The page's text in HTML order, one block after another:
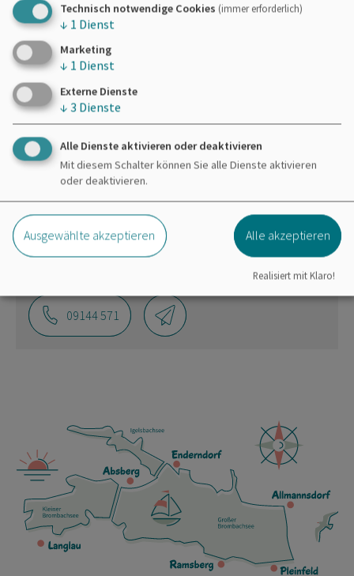
Möchten Sie von
bereitgestellte externe Inhalte laden?
Ja Immer
Zweckverband Brombachsee
Ramsberg
Obere Dorfstraße 3
09144 571
Technisch notwendige Cookies (immer erforderlich)
↓ 1 Dienst
Marketing
↓ 1 Dienst
Externe Dienste
↓ 3 Dienste
Alle Dienste aktivieren oder deaktivieren
Mit diesem Schalter können Sie alle Dienste aktivieren
oder deaktivieren.
Ausgewählte akzeptieren Alle akzeptieren
Realisiert mit Klaro!